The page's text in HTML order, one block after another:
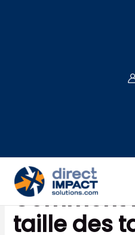
Comment
taille des